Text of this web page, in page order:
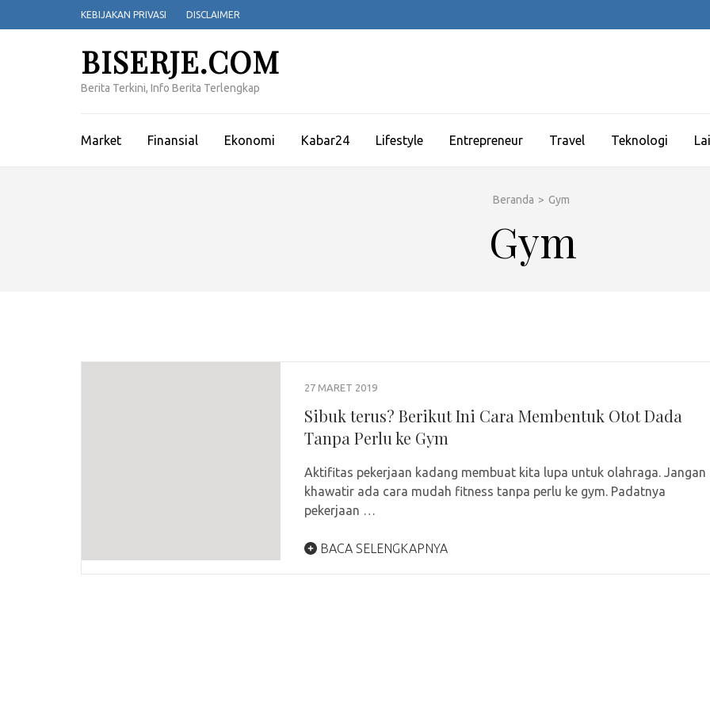
ke
KEBIJAKAN PRIVASI DISCLAIMER
BISERJE.COM
Berita Terkini, Info Berita Terlengkap
Market Finansial Ekonomi Kabar24 Lifestyle Entrepreneur Travel Teknologi
Beranda > Gym
Gym
27 MARET 2019
Sibuk terus? Berikut Ini Cara Membentuk Otot Dada
Tanpa Perlu ke Gym
Aktifitas pekerjaan kadang membuat kita lupa untuk olahraga. Jangan
khawatir ada cara mudah fitness tanpa perlu ke gym. Padatnya
pekerjaan …
BACA SELENGKAPNYA